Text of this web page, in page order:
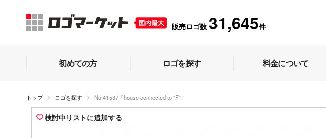
販売ロゴ数 31,645件
初めての方 ロゴを探す 料金について
トップ ロゴを探す No.41537「house connected to “F”」
検討中リストに追加する